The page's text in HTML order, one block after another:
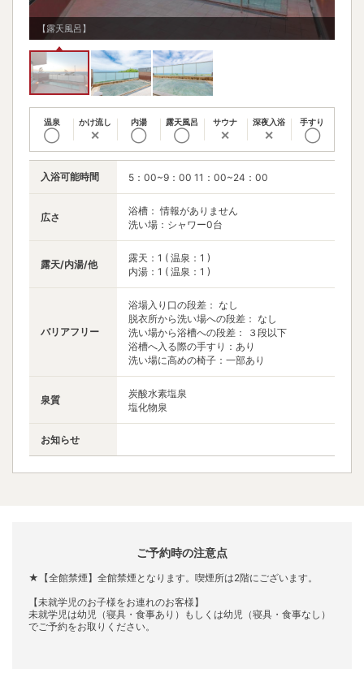
【露天風呂】
温泉
◯
かけ流し
✕
内湯
◯
露天風呂
◯
サウナ
✕
深夜入浴
✕
手すり
◯
入浴可能時間 5：00~9：00 11：00~24：00
広さ
浴槽： 情報がありません
洗い場：シャワー0台
露天/内湯/他
露天：1 ( 温泉：1 )
内湯：1 ( 温泉：1 )
バリアフリー
浴場入り口の段差： なし
脱衣所から洗い場への段差： なし
洗い場から浴槽への段差： ３段以下
浴槽へ入る際の手すり：あり
洗い場に高めの椅子：一部あり
泉質
炭酸水素塩泉
塩化物泉
お知らせ
ご予約時の注意点
★【全館禁煙】全館禁煙となります。喫煙所は2階にございます。
【未就学児のお子様をお連れのお客様】
未就学児は幼児（寝具・食事あり）もしくは幼児（寝具・食事なし）
でご予約をお取りください。